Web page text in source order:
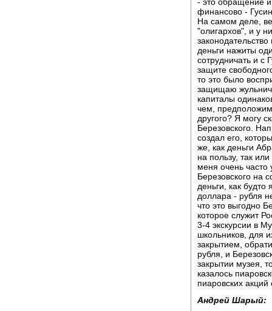
финансово -
На самом деле,
"олигархов", и у
деньги нажиты
сотрудничать и с
защите
то это было
защищаю
капиталы
чем,
другого? Я могу
Березовского.
создал его,
же, как деньги
на пользу, так
меня очень часто
Березовского на
деньги, как
доллара - рубля
что это выгодно
которое служит
3-4 экскурсии в
школьников, для
закрытием,
рубля, и
закрытии музея,
казалось
пиаровских
Андрей Шарый: